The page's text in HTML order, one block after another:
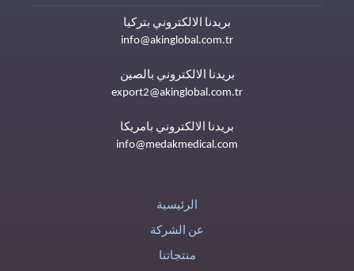
بريدنا الالكتروني بتركيا
info@akinglobal.com.tr
بريدنا الالكتروني بالصين
export2@akinglobal.com.tr
بريدنا الالكتروني بامريكا
info@medakmedical.com
الرئيسية
عن الشركة
منتجاتنا